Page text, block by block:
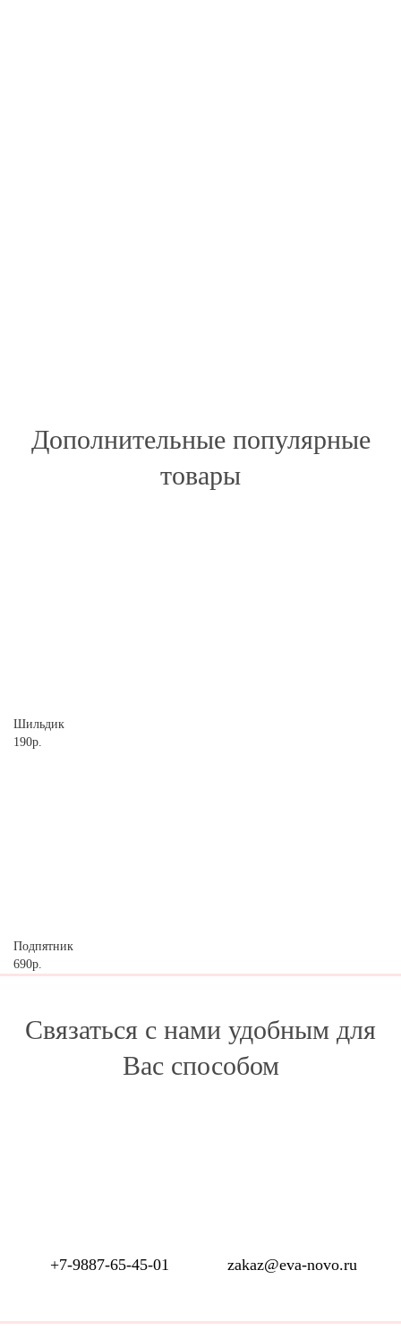
Дополнительные популярные
товары
Шильдик
190р.
Подпятник
690р.
Связаться с нами удобным для
Вас способом
+7-9887-65-45-01 zakaz@eva-novo.ru